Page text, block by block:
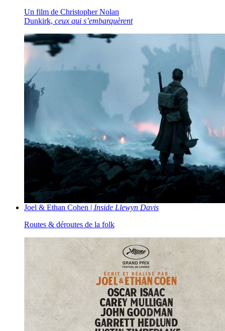
Un film de Christopher Nolan
Dunkirk, ceux qui s’embarquèrent
Joel & Ethan Cohen | Inside Llewyn Davis
Routes & déroutes de la folk